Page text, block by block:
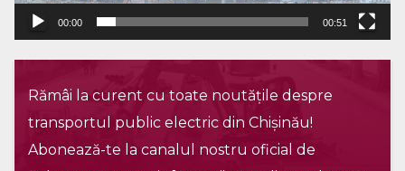
00:00 00:51
Rămâi la curent cu toate noutățile despre
transportul public electric din Chișinău!
Abonează-te la canalul nostru oficial de